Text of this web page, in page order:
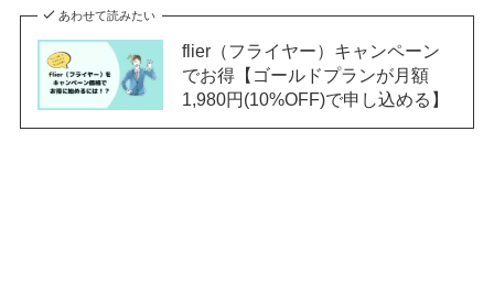
あわせて読みたい
flier（フライヤー）キャンペーン
でお得【ゴールドプランが月額
1,980円(10%OFF)で申し込める】